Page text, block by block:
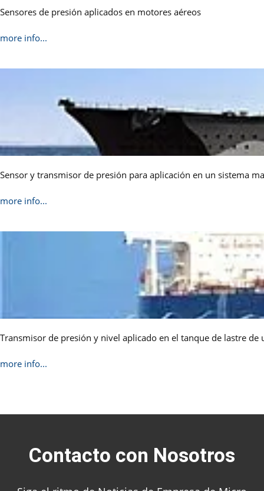
Sensores de presión aplicados en motores aéreos
more info...
Sensor y transmisor de presión para aplicación en un sistema
more info...
Transmisor de presión y nivel aplicado en el tanque de lastre de
more info...
Contacto con Nosotros